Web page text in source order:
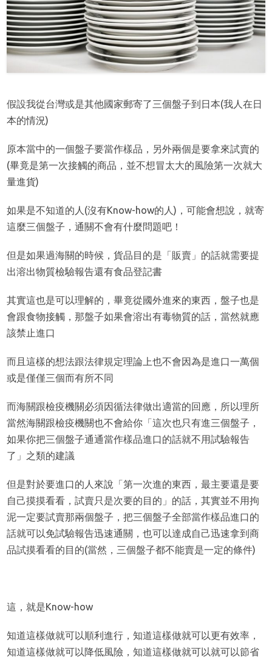
假設我從台灣或是其他國家郵寄了三個盤子到日本(我人在日
本的情況)
原本當中的一個盤子要當作樣品，另外兩個是要拿來試賣的
(畢竟是第一次接觸的商品，並不想冒太大的風險第一次就大
量進貨)
如果是不知道的人(沒有Know-how的人)，可能會想說，就寄
這麼三個盤子，通關不會有什麼問題吧！
但是如果過海關的時候，貨品目的是「販賣」的話就需要提
出溶出物質檢驗報告還有食品登記書
其實這也是可以理解的，畢竟從國外進來的東西，盤子也是
會跟食物接觸，那盤子如果會溶出有毒物質的話，當然就應
該禁止進口
而且這樣的想法跟法律規定理論上也不會因為是進口一萬個
或是僅僅三個而有所不同
而海關跟檢疫機關必須因循法律做出適當的回應，所以理所
當然海關跟檢疫機關也不會給你「這次也只有進三個盤子，
如果你把三個盤子通通當作樣品進口的話就不用試驗報告
了」之類的建議
但是對於要進口的人來說「第一次進的東西，最主要還是要
自己摸摸看看，試賣只是次要的目的」的話，其實並不用拘
泥一定要試賣那兩個盤子，把三個盤子全部當作樣品進口的
話就可以免試驗報告迅速通關，也可以達成自己迅速拿到商
品試摸看看的目的(當然，三個盤子都不能賣是一定的條件)
這，就是Know-how
知道這樣做就可以順利進行，知道這樣做就可以更有效率，
知道這樣做就可以降低風險，知道這樣做就可以就可以節省